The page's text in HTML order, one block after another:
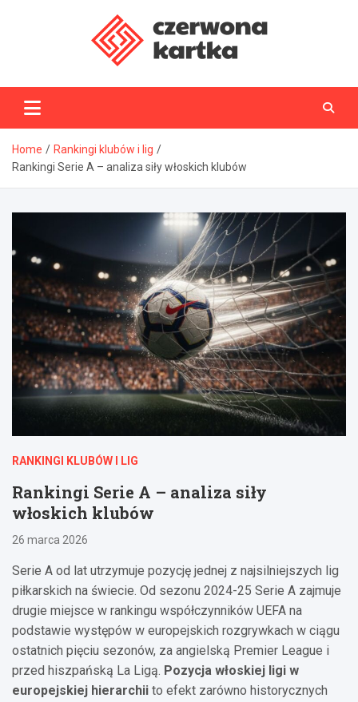
CzerwonaKartka.pl
Home
Rankingi klubów i lig
Rankingi Serie A – analiza siły włoskich klubów
RANKINGI KLUBÓW I LIG
Rankingi Serie A – analiza siły
włoskich klubów
26 marca 2026
Serie A od lat utrzymuje pozycję jednej z najsilniejszych lig
piłkarskich na świecie. Od sezonu 2024-25 Serie A zajmuje
drugie miejsce w rankingu współczynników UEFA na
podstawie występów w europejskich rozgrywkach w ciągu
ostatnich pięciu sezonów, za angielską Premier League i
przed hiszpańską La Ligą. Pozycja włoskiej ligi w
europejskiej hierarchii to efekt zarówno historycznych